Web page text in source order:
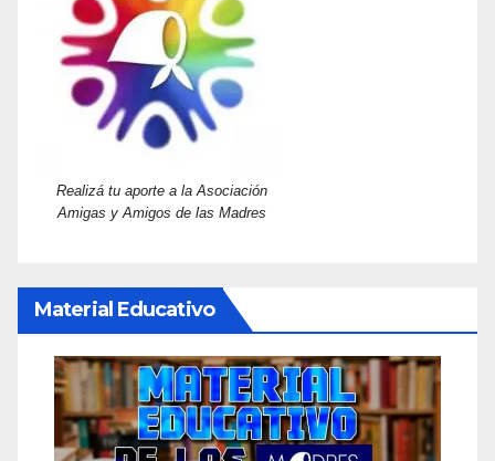
Realizá tu aporte a la Asociación
Amigas y Amigos de las Madres
Material Educativo